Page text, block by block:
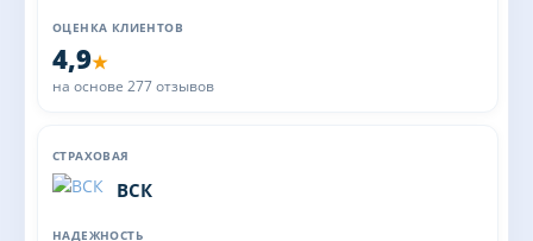
4,9★
на основе 277 отзывов
ВСК